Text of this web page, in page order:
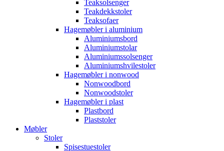
Teaksolsenger
Teakdekkstoler
Teaksofaer
Hagemøbler i aluminium
Aluminiumsbord
Aluminiumstolar
Aluminiumssolsenger
Aluminiumshvilestoler
Hagemøbler i nonwood
Nonwoodbord
Nonwoodstoler
Hagemøbler i plast
Plastbord
Plaststoler
Møbler
Stoler
Spisestuestoler